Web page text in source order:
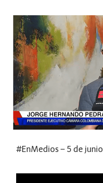
#EnMedios – 5 de